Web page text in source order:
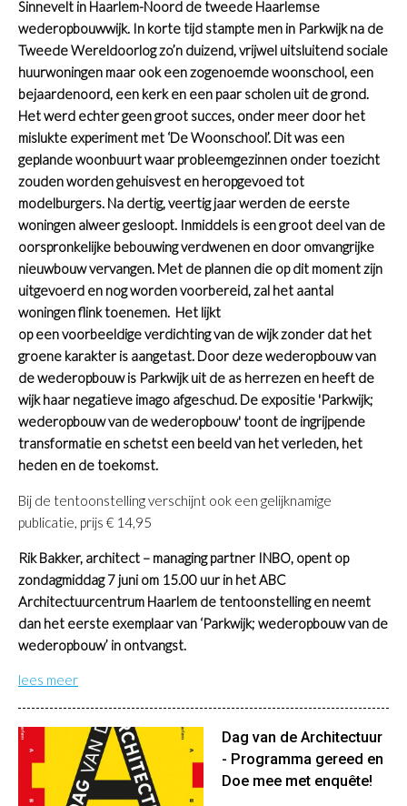
Sinnevelt in Haarlem-Noord de tweede Haarlemse
wederopbouwwijk. In korte tijd stampte men in Parkwijk na de
Tweede Wereldoorlog zo’n duizend, vrijwel uitsluitend sociale
huurwoningen maar ook een zogenoemde woonschool, een
bejaardenoord, een kerk en een paar scholen uit de grond.
Het werd echter geen groot succes, onder meer door het
mislukte experiment met ‘De Woonschool’. Dit was een
geplande woonbuurt waar probleemgezinnen onder toezicht
zouden worden gehuisvest en heropgevoed tot
modelburgers. Na dertig, veertig jaar werden de eerste
woningen alweer gesloopt. Inmiddels is een groot deel van de
oorspronkelijke bebouwing verdwenen en door omvangrijke
nieuwbouw vervangen. Met de plannen die op dit moment zijn
uitgevoerd en nog worden voorbereid, zal het aantal
woningen flink toenemen. Het lijkt
op een voorbeeldige verdichting van de wijk zonder dat het
groene karakter is aangetast. Door deze wederopbouw van
de wederopbouw is Parkwijk uit de as herrezen en heeft de
wijk haar negatieve imago afgeschud. De expositie 'Parkwijk;
wederopbouw van de wederopbouw' toont de ingrijpende
transformatie en schetst een beeld van het verleden, het
heden en de toekomst.
Bij de tentoonstelling verschijnt ook een gelijknamige
publicatie, prijs € 14,95
Rik Bakker, architect – managing partner INBO, opent op
zondagmiddag 7 juni om 15.00 uur in het ABC
Architectuurcentrum Haarlem de tentoonstelling en neemt
dan het eerste exemplaar van ‘Parkwijk; wederopbouw van de
wederopbouw’ in ontvangst.
lees meer
Dag van de Architectuur
- Programma gereed en
Doe mee met enquête!